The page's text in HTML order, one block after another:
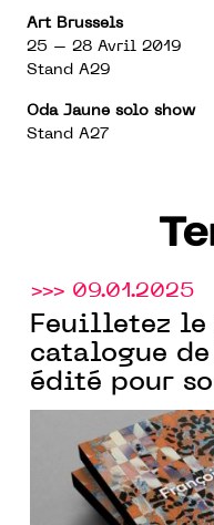
Art Brussels
25 – 28 Avril 2019
Stand A29
Oda Jaune solo show
Stand A27
>>> 09.01.2025
Feuilletez le
catalogue de
édité pour
TemplonNew